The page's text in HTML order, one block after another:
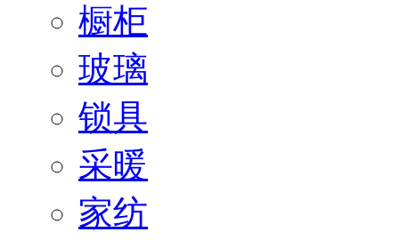
橱柜
玻璃
锁具
采暖
家纺